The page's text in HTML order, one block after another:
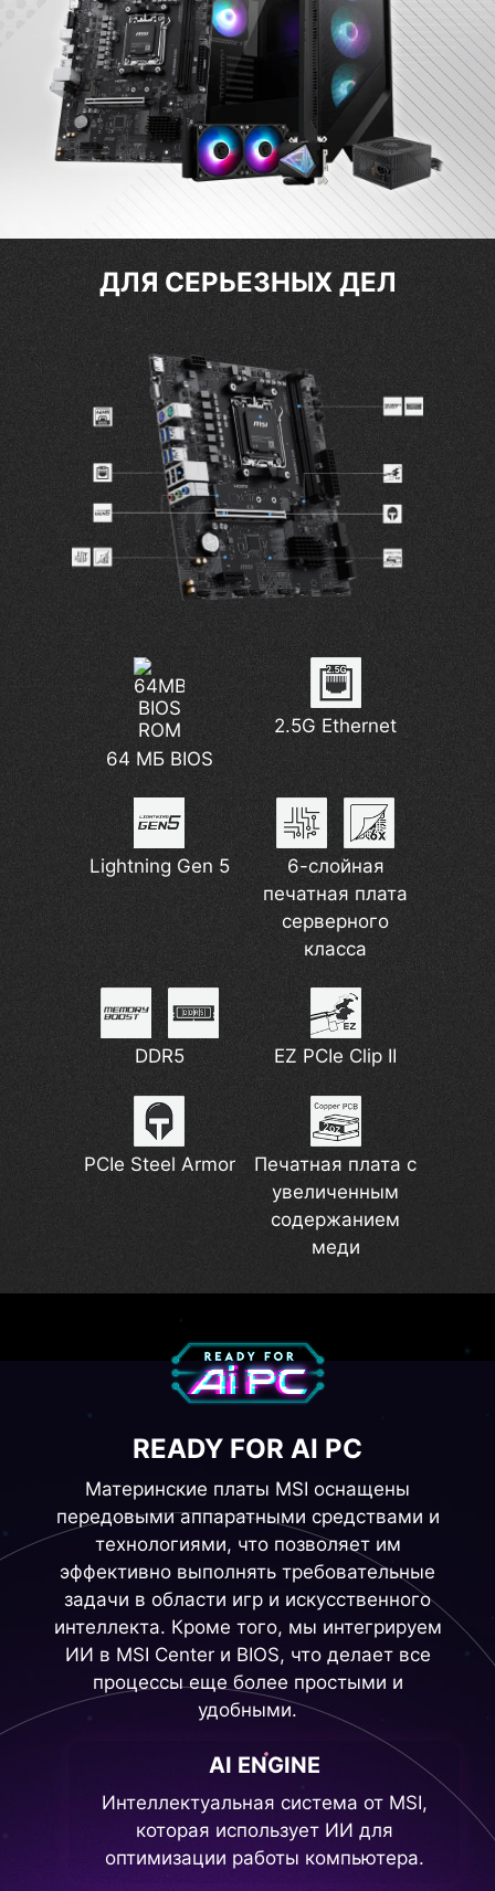
ДЛЯ СЕРЬЕЗНЫХ ДЕЛ
64 МБ BIOS
2.5G Ethernet
Lightning Gen 5
6-слойная
печатная плата
серверного
класса
DDR5 EZ PCIe Clip II
PCIe Steel Armor
Печатная плата с
увеличенным
содержанием
меди
READY FOR AI PC
Материнские платы MSI оснащены
передовыми аппаратными средствами и
технологиями, что позволяет им
эффективно выполнять требовательные
задачи в области игр и искусственного
интеллекта. Кроме того, мы интегрируем
ИИ в MSI Center и BIOS, что делает все
процессы еще более простыми и
удобными.
AI ENGINE
Интеллектуальная система от MSI,
которая использует ИИ для
оптимизации работы компьютера.